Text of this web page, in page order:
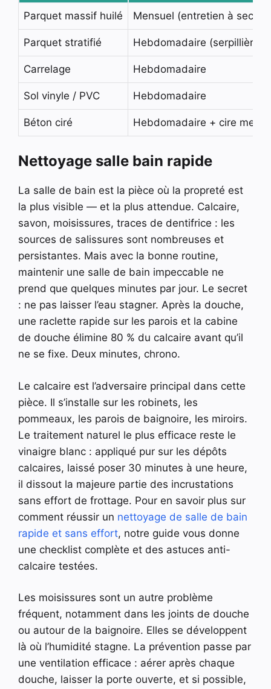
Parquet massif huilé Mensuel (entretien à sec
Parquet stratifié Hebdomadaire (serpillière
Carrelage Hebdomadaire
Sol vinyle / PVC Hebdomadaire
Béton ciré Hebdomadaire + cire
Nettoyage salle bain rapide
La salle de bain est la pièce où la propreté est
la plus visible — et la plus attendue. Calcaire,
savon, moisissures, traces de dentifrice : les
sources de salissures sont nombreuses et
persistantes. Mais avec la bonne routine,
maintenir une salle de bain impeccable ne
prend que quelques minutes par jour. Le secret
: ne pas laisser l’eau stagner. Après la douche,
une raclette rapide sur les parois et la cabine
de douche élimine 80 % du calcaire avant qu’il
ne se fixe. Deux minutes, chrono.
Le calcaire est l’adversaire principal dans cette
pièce. Il s’installe sur les robinets, les
pommeaux, les parois de baignoire, les miroirs.
Le traitement naturel le plus efficace reste le
vinaigre blanc : appliqué pur sur les dépôts
calcaires, laissé poser 30 minutes à une heure,
il dissout la majeure partie des incrustations
sans effort de frottage. Pour en savoir plus sur
comment réussir un nettoyage de salle de bain
rapide et sans effort, notre guide vous donne
une checklist complète et des astuces anti-
calcaire testées.
Les moisissures sont un autre problème
fréquent, notamment dans les joints de douche
ou autour de la baignoire. Elles se développent
là où l’humidité stagne. La prévention passe par
une ventilation efficace : aérer après chaque
douche, laisser la porte ouverte, et si possible,